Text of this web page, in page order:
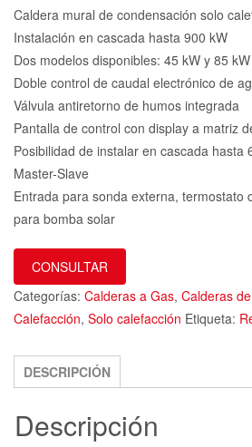
Caldera mural de condensación solo
Instalación en cascada hasta 900 kW
Dos modelos disponibles: 45 kW y 85 kW
Doble control de caudal electrónico de
Válvula antiretorno de humos integrada
Pantalla de control con display a matriz
Posibilidad de instalar en cascada hasta
Master-Slave
Entrada para sonda externa, termostato
para bomba solar
CONSULTAR
Categorías: Calderas a Gas, Calderas
Calefacción, Solo calefacción Etiqueta:
DESCRIPCIÓN
Descripción